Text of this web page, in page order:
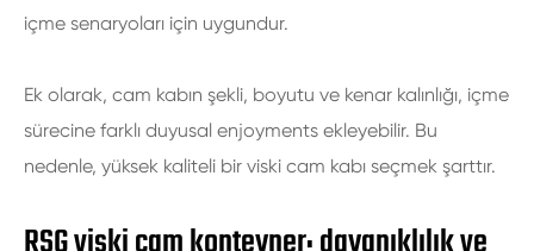
içme senaryoları için uygundur.
Ek olarak, cam kabın şekli, boyutu ve kenar kalınlığı, içme
sürecine farklı duyusal enjoyments ekleyebilir. Bu
nedenle, yüksek kaliteli bir viski cam kabı seçmek şarttır.